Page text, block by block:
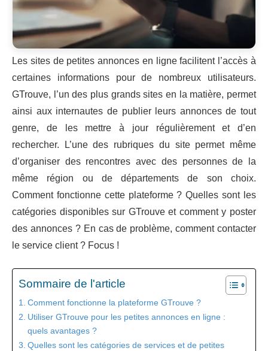
Les sites de petites annonces en ligne facilitent l’accès à
certaines informations pour de nombreux utilisateurs.
GTrouve, l’un des plus grands sites en la matière, permet
ainsi aux internautes de publier leurs annonces de tout
genre, de les mettre à jour régulièrement et d’en
rechercher. L’une des rubriques du site permet même
d’organiser des rencontres avec des personnes de la
même région ou de départements de son choix.
Comment fonctionne cette plateforme ? Quelles sont les
catégories disponibles sur GTrouve et comment y poster
des annonces ? En cas de problème, comment contacter
le service client ? Focus !
Sommaire de l'article
Comment fonctionne la plateforme GTrouve ?
Utiliser GTrouve pour les petites annonces en ligne :
quels avantages ?
Quelles sont les catégories de services et de petites